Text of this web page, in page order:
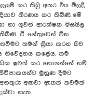
කර තිබූ අතර එය මිලදී
තීරණය කර තිබිණි. මේ
හා ගුවන් ආරක්ෂක මිසයිල
තිබිණි. ඒ හේතුවෙන් චීන
තමන් ක්‍රියා කරන බව
නිවේදනය කළේය. තම
ඉවත් කර නොගන්නේ නම්
මුහුණ දීමට
අඟවා ඇතත් තවමත්
නැත.